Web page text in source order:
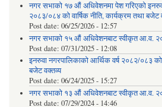
नगर सभाको १७ औं अधिवेशनमा पेश गरिएको
२०८३/०८४ को वार्षिक नीति, कार्यक्रम तथा बजेट
Post date: 06/25/2026 - 12:57
नगर सभाको १५ औं अधिवेशनबाट स्वीकृत आ.व.
Post date: 07/31/2025 - 12:08
इनरुवा नगरपालिकाको आर्थिक वर्ष २०८२/०८३ को
बजेट वक्तव्य
Post date: 06/24/2025 - 15:27
नगर सभाको १३ औं अधिवेशनबाट स्वीकृत आ.व.
Post date: 07/29/2024 - 14:46